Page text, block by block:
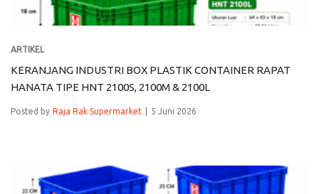
ARTIKEL
KERANJANG INDUSTRI BOX PLASTIK CONTAINER RAPAT
HANATA TIPE HNT 2100S, 2100M & 2100L
Posted by Raja Rak Supermarket 5 Juni 2026